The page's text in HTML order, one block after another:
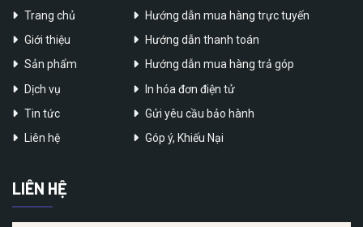
Trang chủ
Giới thiệu
Sản phẩm
Dịch vụ
Tin tức
Liên hệ
Hướng dẫn mua hàng trực tuyến
Hướng dẫn thanh toán
Hướng dẫn mua hàng trả góp
In hóa đơn điện tử
Gửi yêu cầu bảo hành
Góp ý, Khiếu Nại
LIÊN HỆ